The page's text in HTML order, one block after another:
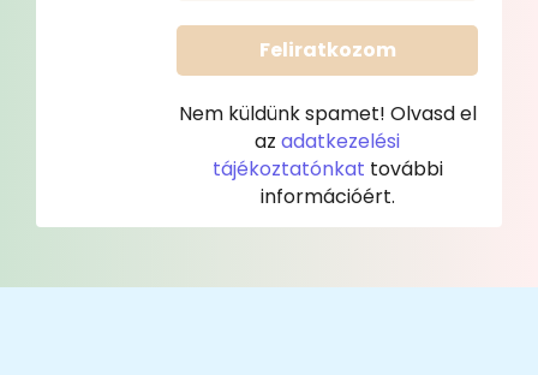
Nem küldünk spamet! Olvasd el
az adatkezelési
tájékoztatónkat további
információért.